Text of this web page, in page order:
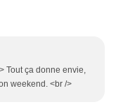
Tout ça donne envie,
weekend. <br />